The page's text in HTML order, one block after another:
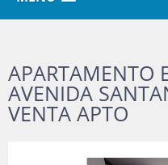
APARTAMENTO
AVENIDA
VENTA APTO